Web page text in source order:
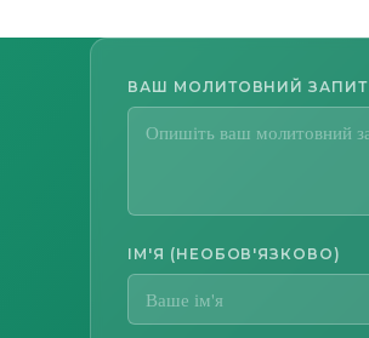
ВАШ МОЛИТОВНИЙ ЗАПИТ
ІМ'Я (НЕОБОВ'ЯЗКОВО)